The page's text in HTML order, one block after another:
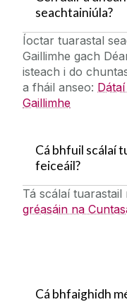
seachtainiúla?
Íoctar tuarastal
Gaillimhe gach
isteach i do
a fháil anseo:
Gaillimhe
Cá bhfuil scálaí
feiceáil?
Tá scálaí
gréasáin na
Cá bhfaighidh